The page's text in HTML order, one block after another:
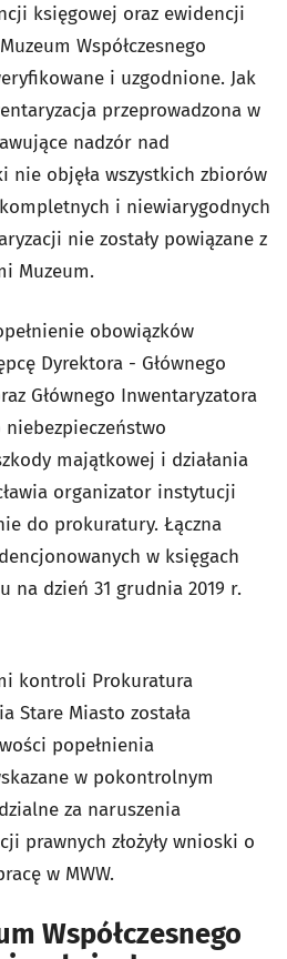
księgowej oraz ewidencji
Współczesnego
i uzgodnione. Jak
przeprowadzona w
nadzór nad
nie objęła wszystkich zbiorów
i niewiarygodnych
nie zostały powiązane z
Muzeum.
obowiązków
Dyrektora - Głównego
Głównego Inwentaryzatora
niebezpieczeństwo
majątkowej i działania
organizator instytucji
do prokuratury. Łączna
w księgach
na dzień 31 grudnia 2019 r.
kontroli Prokuratura
Stare Miasto została
popełnienia
w pokontrolnym
za naruszenia
prawnych złożyły wnioski o
w MWW.
Współczesnego